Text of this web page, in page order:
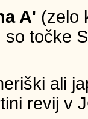
A' (zelo
točke
ali
revij v